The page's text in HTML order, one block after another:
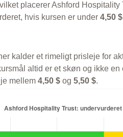
placerer Ashford Hospitality
hvis kursen er under 4,50 $
kalder et rimeligt prisleje for
altid er et skøn og ikke
mellem 4,50 $ og 5,50 $.